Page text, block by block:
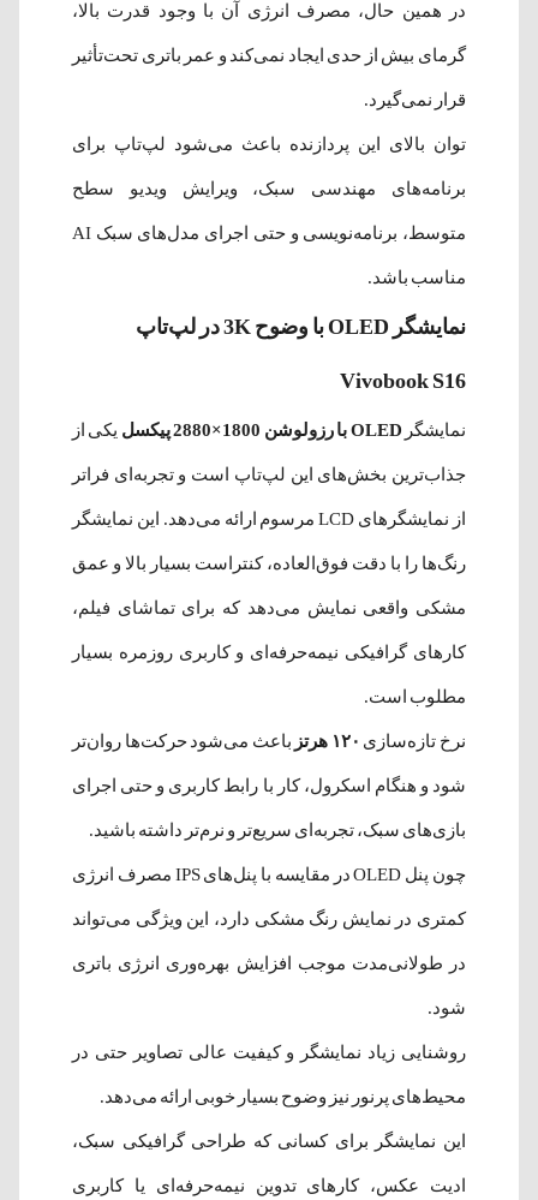
در همین حال، مصرف انرژی آن با وجود قدرت بالا،
گرمای بیش از حدی ایجاد نمی‌کند و عمر باتری تحت‌تأثیر
قرار نمی‌گیرد.
توان بالای این پردازنده باعث می‌شود لپ‌تاپ برای
برنامه‌های مهندسی سبک، ویرایش ویدیو سطح
متوسط، برنامه‌نویسی و حتی اجرای مدل‌های سبک AI
مناسب باشد.
نمایشگر OLED با وضوح 3K در لپ‌تاپ
Vivobook S16
نمایشگر OLED با رزولوشن 1800×2880 پیکسل یکی از
جذاب‌ترین بخش‌های این لپ‌تاپ است و تجربه‌ای فراتر
از نمایشگرهای LCD مرسوم ارائه می‌دهد. این نمایشگر
رنگ‌ها را با دقت فوق‌العاده، کنتراست بسیار بالا و عمق
مشکی واقعی نمایش می‌دهد که برای تماشای فیلم،
کارهای گرافیکی نیمه‌حرفه‌ای و کاربری روزمره بسیار
مطلوب است.
نرخ تازه‌سازی ۱۲۰ هرتز باعث می‌شود حرکت‌ها روان‌تر
شود و هنگام اسکرول، کار با رابط کاربری و حتی اجرای
بازی‌های سبک، تجربه‌ای سریع‌تر و نرم‌تر داشته باشید.
چون پنل OLED در مقایسه با پنل‌های IPS مصرف انرژی
کمتری در نمایش رنگ مشکی دارد، این ویژگی می‌تواند
در طولانی‌مدت موجب افزایش بهره‌وری انرژی باتری
شود.
روشنایی زیاد نمایشگر و کیفیت عالی تصاویر حتی در
محیط‌های پرنور نیز وضوح بسیار خوبی ارائه می‌دهد.
این نمایشگر برای کسانی که طراحی گرافیکی سبک،
ادیت عکس، کارهای تدوین نیمه‌حرفه‌ای یا کاربری